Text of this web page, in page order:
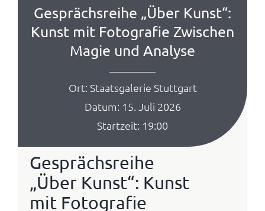
ABO EXKLUSIV
ZEITUNGSWELT
NEWSLETTER
KONTAKT
Anmelden / Registrieren
Gesprächsreihe „Über Kunst“:
Kunst mit Fotografie Zwischen
Magie und Analyse
Ort: Staatsgalerie Stuttgart
Datum: 15. Juli 2026
Startzeit: 19:00
Gesprächsreihe
„Über Kunst“: Kunst
mit Fotografie